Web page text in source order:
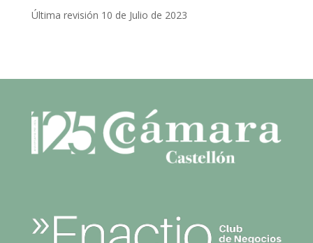
Última revisión 10 de Julio de 2023